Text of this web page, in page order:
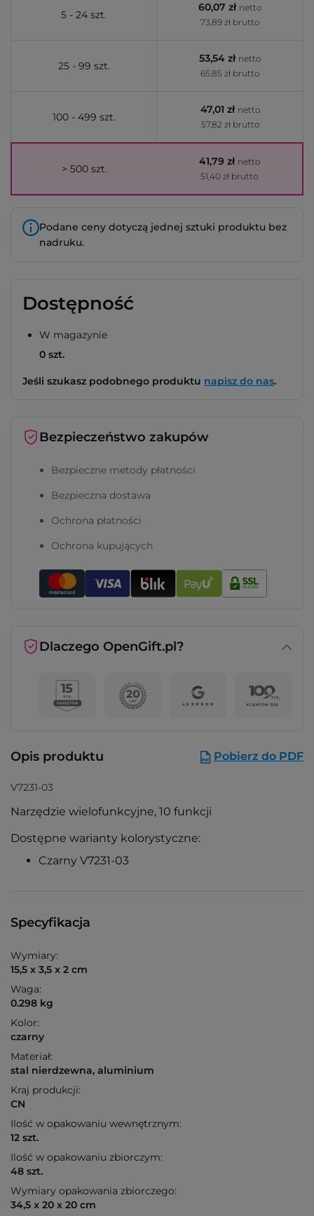
5 - 24 szt.
60,07 zł netto
73,89 zł brutto
25 - 99 szt.
53,54 zł netto
65,85 zł brutto
100 - 499 szt.
47,01 zł netto
57,82 zł brutto
> 500 szt.
41,79 zł netto
51,40 zł brutto
Podane ceny dotyczą jednej sztuki produktu bez
nadruku.
Dostępność
W magazynie
0 szt.
Jeśli szukasz podobnego produktu napisz do nas.
Bezpieczeństwo zakupów
Bezpieczne metody płatności
Bezpieczna dostawa
Ochrona płatności
Ochrona kupujących
Dlaczego OpenGift.pl?
Opis produktu Pobierz do PDF
V7231-03
Narzędzie wielofunkcyjne, 10 funkcji
Dostępne warianty kolorystyczne:
Czarny V7231-03
Specyfikacja
Wymiary:
15,5 x 3,5 x 2 cm
Waga:
0.298 kg
Kolor:
czarny
Materiał:
stal nierdzewna, aluminium
Kraj produkcji:
CN
Ilość w opakowaniu wewnętrznym:
12 szt.
Ilość w opakowaniu zbiorczym:
48 szt.
Wymiary opakowania zbiorczego:
34,5 x 20 x 20 cm